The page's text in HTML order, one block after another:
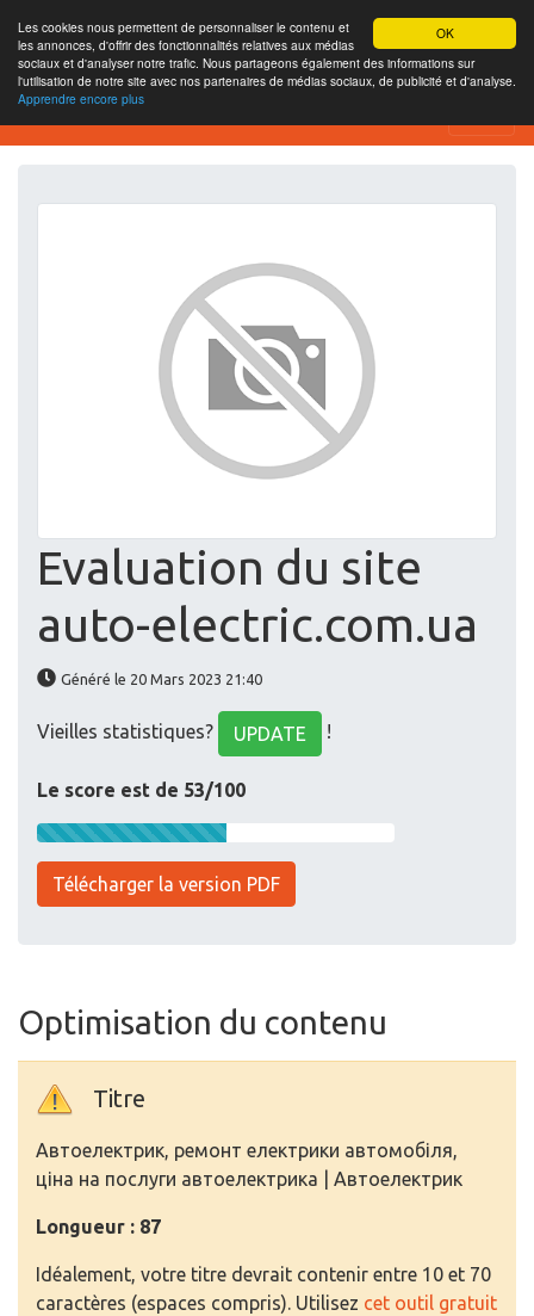
OK
Les cookies nous permettent de personnaliser le contenu et
les annonces, d'offrir des fonctionnalités relatives aux médias
sociaux et d'analyser notre trafic. Nous partageons également des informations sur
l'utilisation de notre site avec nos partenaires de médias sociaux, de publicité et d'analyse.
Apprendre encore plus
SEO Analytics
Evaluation du site
auto-electric.com.ua
Généré le 20 Mars 2023 21:40
Vieilles statistiques? UPDATE !
Le score est de 53/100
Télécharger la version PDF
Optimisation du contenu
Titre
Автоелектрик, ремонт електрики автомобіля,
ціна на послуги автоелектрика | Автоелектрик
Longueur : 87
Idéalement, votre titre devrait contenir entre 10 et 70
caractères (espaces compris). Utilisez cet outil gratuit